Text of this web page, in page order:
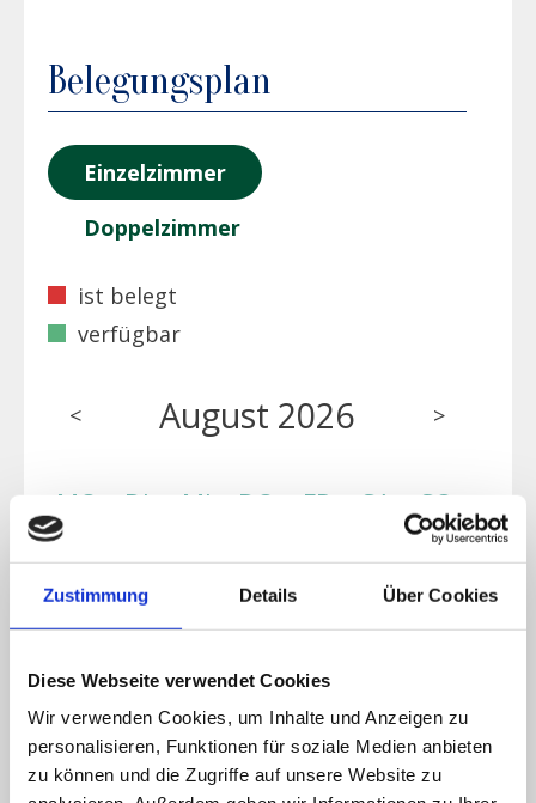
Zustimmung Details Über Cookies
Diese Webseite verwendet Cookies
Wir verwenden Cookies, um Inhalte und Anzeigen zu
personalisieren, Funktionen für soziale Medien anbieten
zu können und die Zugriffe auf unsere Website zu
Belegungsplan
Einzelzimmer
Doppelzimmer
ist belegt
verfügbar
< August 2026 >
MO DI MI DO FR SA SO
2
3 4 5 6 7
10 11 12 13 14 15 16